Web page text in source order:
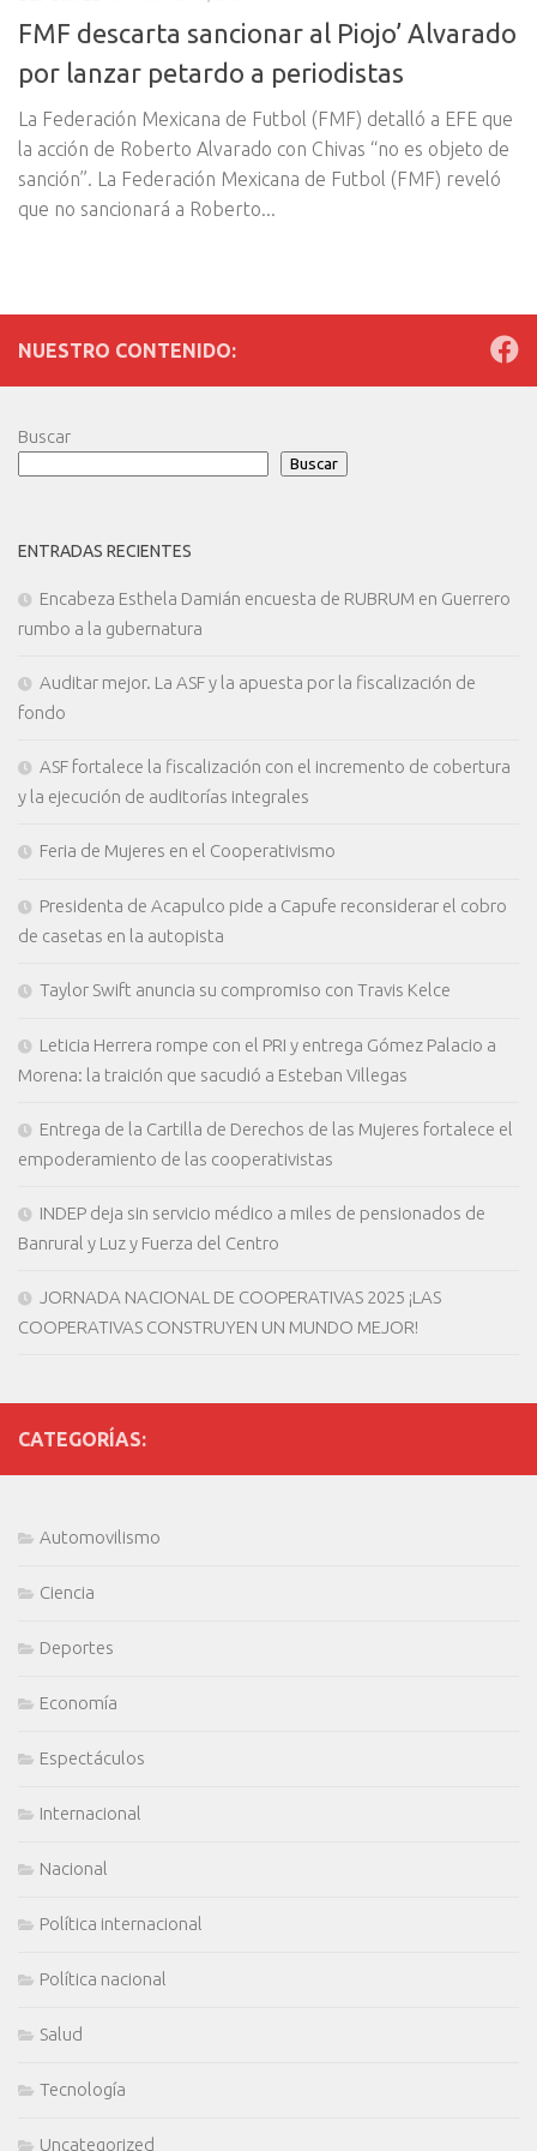
FMF descarta sancionar al Piojo’ Alvarado
por lanzar petardo a periodistas
La Federación Mexicana de Futbol (FMF) detalló a EFE que
la acción de Roberto Alvarado con Chivas “no es objeto de
sanción”. La Federación Mexicana de Futbol (FMF) reveló
que no sancionará a Roberto...
NUESTRO CONTENIDO:
Buscar
Buscar
ENTRADAS RECIENTES
Encabeza Esthela Damián encuesta de RUBRUM en Guerrero
rumbo a la gubernatura
Auditar mejor. La ASF y la apuesta por la fiscalización de
fondo
ASF fortalece la fiscalización con el incremento de cobertura
y la ejecución de auditorías integrales
Feria de Mujeres en el Cooperativismo
Presidenta de Acapulco pide a Capufe reconsiderar el cobro
de casetas en la autopista
Taylor Swift anuncia su compromiso con Travis Kelce
Leticia Herrera rompe con el PRI y entrega Gómez Palacio a
Morena: la traición que sacudió a Esteban Villegas
Entrega de la Cartilla de Derechos de las Mujeres fortalece el
empoderamiento de las cooperativistas
INDEP deja sin servicio médico a miles de pensionados de
Banrural y Luz y Fuerza del Centro
JORNADA NACIONAL DE COOPERATIVAS 2025 ¡LAS
COOPERATIVAS CONSTRUYEN UN MUNDO MEJOR!
CATEGORÍAS:
Automovilismo
Ciencia
Deportes
Economía
Espectáculos
Internacional
Nacional
Política internacional
Política nacional
Salud
Tecnología
Uncategorized